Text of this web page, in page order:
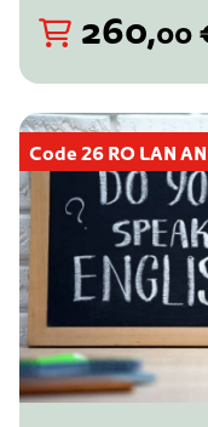
260,00
Code 26 RO LAN